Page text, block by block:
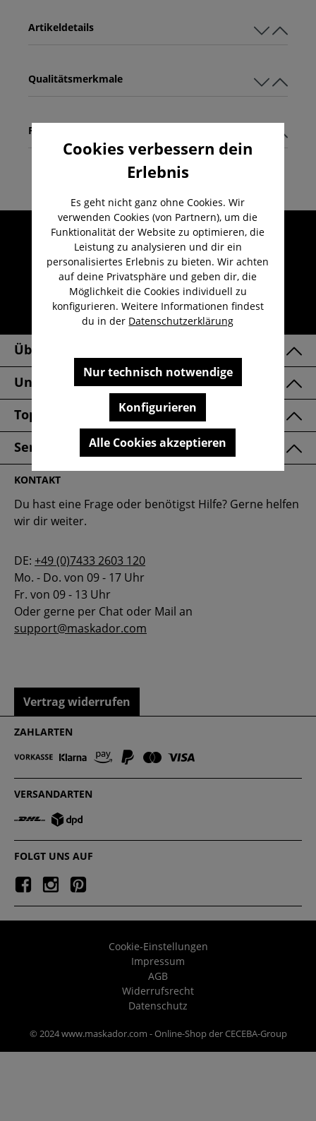
Qualitätsmerkmale
Artikeldetails
Pflegehinweise
Umfangreicher Kundenservice
Kauf auf Rechnung
Kostenloser Versand ab 29,-€
Lieferzeit 1-3 Werktage
30 Tage kostenlose Retoure
Über Uns
Unsere Marken
Top Kategorien
Service & FAQ
KONTAKT
Du hast eine Frage oder benötigst Hilfe? Gerne helfen
wir dir weiter.
DE: +49 (0)7433 2603 120
Mo. - Do. von 09 - 17 Uhr
Fr. von 09 - 13 Uhr
Oder gerne per Chat oder Mail an
support@maskador.com
Vertrag widerrufen
ZAHLARTEN
VERSANDARTEN
FOLGT UNS AUF
Cookie-Einstellungen
Impressum
AGB
Widerrufsrecht
Datenschutz
© 2024 www.maskador.com - Online-Shop der CECEBA-Group
Cookies verbessern dein
Erlebnis
Es geht nicht ganz ohne Cookies. Wir
verwenden Cookies (von Partnern), um die
Funktionalität der Website zu optimieren, die
Leistung zu analysieren und dir ein
personalisiertes Erlebnis zu bieten. Wir achten
auf deine Privatsphäre und geben dir, die
Möglichkeit die Cookies individuell zu
konfigurieren. Weitere Informationen findest
du in der Datenschutzerklärung
Nur technisch notwendige
Konfigurieren
Alle Cookies akzeptieren